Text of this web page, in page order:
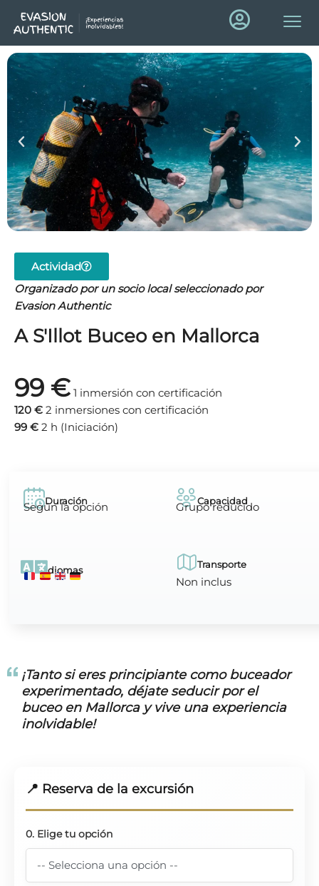
Actividad
Organizado por un socio local seleccionado por
Evasion Authentic
A S'Illot Buceo en Mallorca
99 € 1 inmersión con certificación
120 € 2 inmersiones con certificación
99 € 2 h (Iniciación)
Duración
Según la opción Capacidad
Grupo reducido
Idiomas Transporte
Non inclus
¡Tanto si eres principiante como buceador
experimentado, déjate seducir por el
buceo en Mallorcay vive una experiencia
inolvidable!
📍 Reserva de la excursión
0. Elige tu opción